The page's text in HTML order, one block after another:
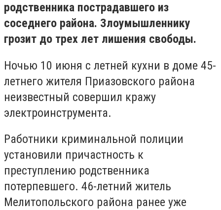
родственника пострадавшего из
соседнего района. Злоумышленнику
грозит до трех лет лишения свободы.
Ночью 10 июня с летней кухни в доме 45-
летнего жителя Приазовского района
неизвестный совершил кражу
электроинструмента.
Работники криминальной полиции
установили причастность к
преступлению родственника
потерпевшего. 46-летний житель
Мелитопольского района ранее уже